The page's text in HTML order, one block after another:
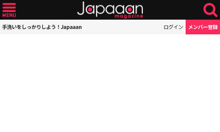
手洗いをしっかりしよう！Japaaan ログイン メンバー登録